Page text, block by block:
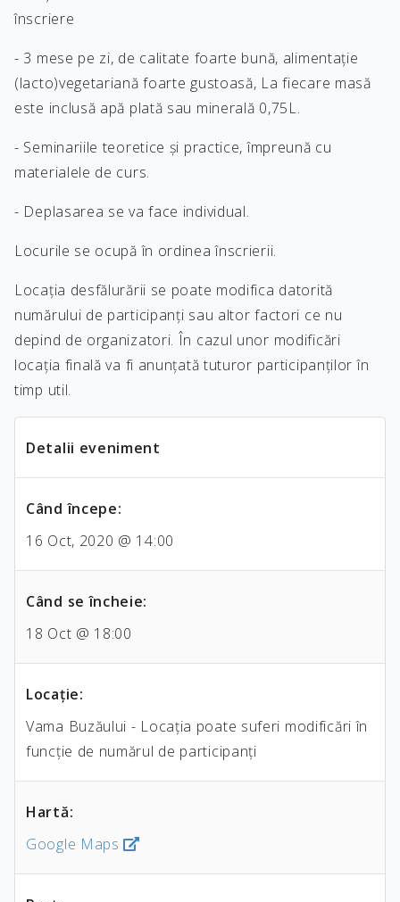
înscriere
- 3 mese pe zi, de calitate foarte bună, alimentație
(lacto)vegetariană foarte gustoasă, La fiecare masă
este inclusă apă plată sau minerală 0,75L.
- Seminariile teoretice și practice, împreună cu
materialele de curs.
- Deplasarea se va face individual.
Locurile se ocupă în ordinea înscrierii.
Locația desfălurării se poate modifica datorită
numărului de participanți sau altor factori ce nu
depind de organizatori. În cazul unor modificări
locația finală va fi anunțată tuturor participanților în
timp util.
Detalii eveniment
Când începe:
16 Oct, 2020 @ 14:00
Când se încheie:
18 Oct @ 18:00
Locaţie:
Vama Buzăului - Locația poate suferi modificări în
funcție de numărul de participanți
Hartă:
Google Maps